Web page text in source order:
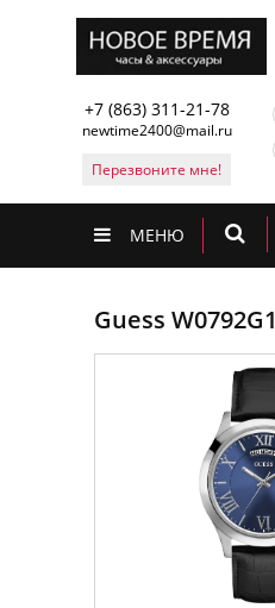
+7 (863) 311-21-78
newtime2400@mail.ru
Перезвоните мне!
МЕНЮ
Guess W0792G1